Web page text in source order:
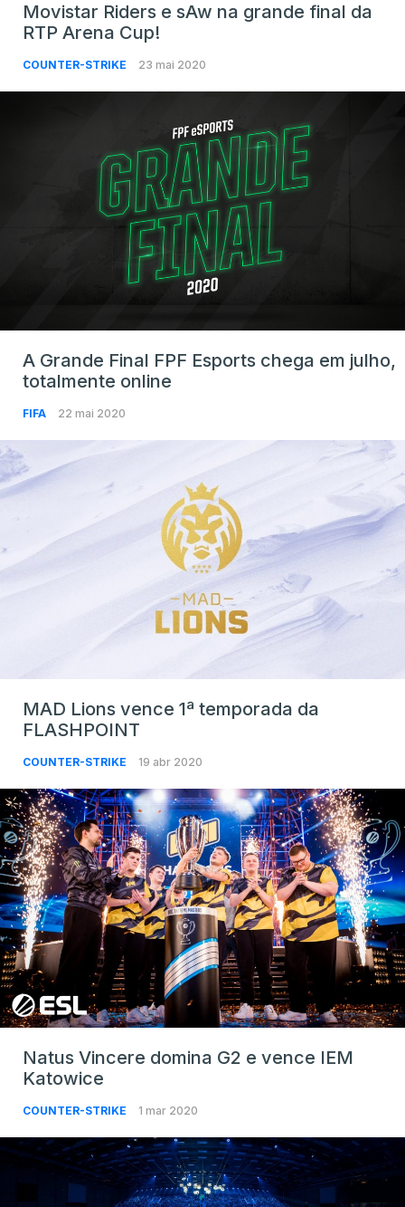
Movistar Riders e sAw na grande final da
RTP Arena Cup!
COUNTER-STRIKE 23 mai 2020
A Grande Final FPF Esports chega em julho,
totalmente online
FIFA 22 mai 2020
MAD Lions vence 1ª temporada da
FLASHPOINT
COUNTER-STRIKE 19 abr 2020
Natus Vincere domina G2 e vence IEM
Katowice
COUNTER-STRIKE 1 mar 2020